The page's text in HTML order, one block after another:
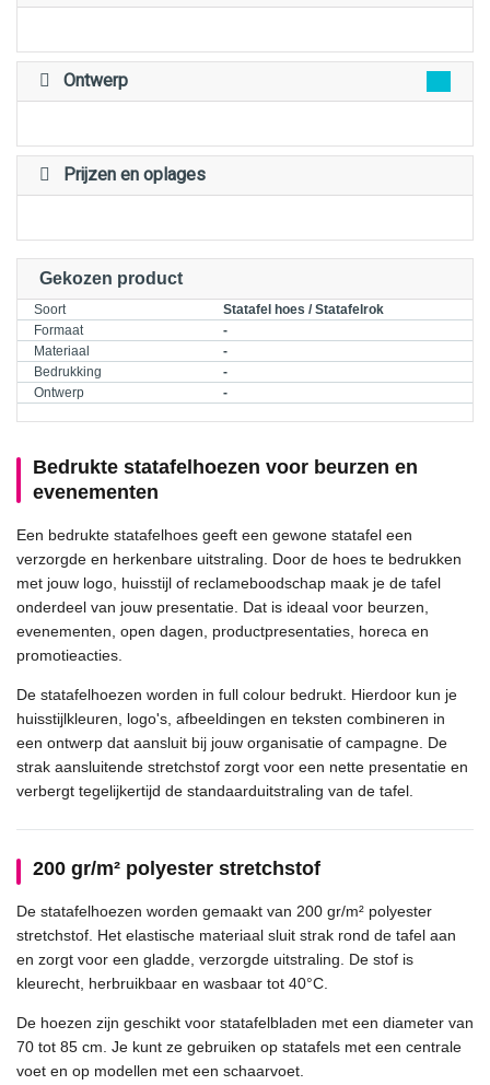
Ontwerp
Prijzen en oplages
Gekozen product
Soort
Statafel hoes / Statafelrok
Formaat
-
Materiaal
-
Bedrukking
-
Ontwerp
-
Bedrukte statafelhoezen voor beurzen en
evenementen
Een bedrukte statafelhoes geeft een gewone statafel een
verzorgde en herkenbare uitstraling. Door de hoes te bedrukken
met jouw logo, huisstijl of reclameboodschap maak je de tafel
onderdeel van jouw presentatie. Dat is ideaal voor beurzen,
evenementen, open dagen, productpresentaties, horeca en
promotieacties.
De statafelhoezen worden in full colour bedrukt. Hierdoor kun je
huisstijlkleuren, logo's, afbeeldingen en teksten combineren in
een ontwerp dat aansluit bij jouw organisatie of campagne. De
strak aansluitende stretchstof zorgt voor een nette presentatie en
verbergt tegelijkertijd de standaarduitstraling van de tafel.
200 gr/m² polyester stretchstof
De statafelhoezen worden gemaakt van 200 gr/m² polyester
stretchstof. Het elastische materiaal sluit strak rond de tafel aan
en zorgt voor een gladde, verzorgde uitstraling. De stof is
kleurecht, herbruikbaar en wasbaar tot 40°C.
De hoezen zijn geschikt voor statafelbladen met een diameter van
70 tot 85 cm. Je kunt ze gebruiken op statafels met een centrale
voet en op modellen met een schaarvoet.